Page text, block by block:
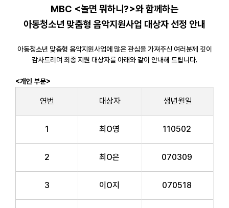
MBC <놀면 뭐하니?>와 함께하는
아동청소년 맞춤형 음악지원사업 대상자 선정 안내
아동청소년 맞춤형 음악지원사업에 많은 관심을 가져주신 여러분께 깊이
감사드리며 최종 지원 대상자를 아래와 같이 안내해 드립니다.
<개인 부문>
연번 대상자 생년월일
1 최O영 110502
2 최O은 070309
3 이O지 070518